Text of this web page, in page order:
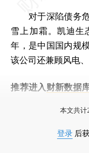
对于深陷债务危
雪上加霜。凯迪生
年，是中国国内规
该公司还兼顾风电
推荐进入 财新数据
本文共计
登录 后